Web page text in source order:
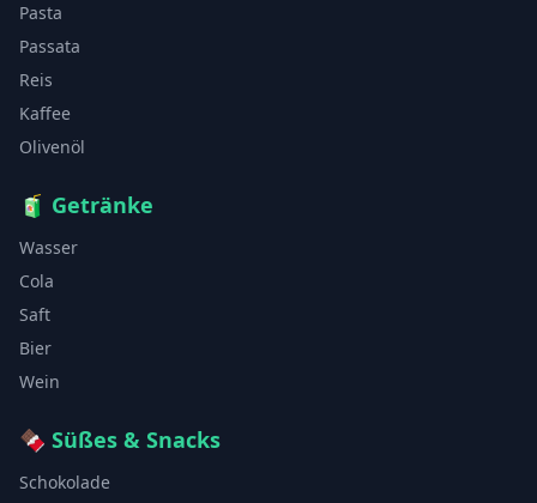
Pasta
Passata
Reis
Kaffee
Olivenöl
🧃 Getränke
Wasser
Cola
Saft
Bier
Wein
🍫 Süßes & Snacks
Schokolade